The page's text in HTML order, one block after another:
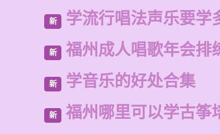
新 学流行唱法声乐要学
新 福州成人唱歌年会排
新 学音乐的好处合集
新 福州哪里可以学古筝